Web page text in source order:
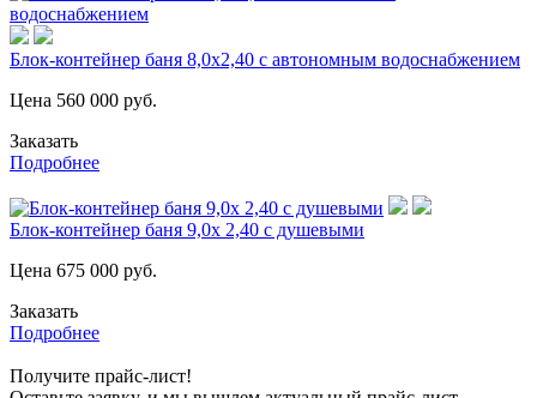
Блок-контейнер баня 8,0х2,40 с автономным водоснабжением
Цена 560 000 руб.
Заказать
Подробнее
Блок-контейнер баня 9,0х 2,40 с душевыми
Цена 675 000 руб.
Заказать
Подробнее
Получите прайс-лист!